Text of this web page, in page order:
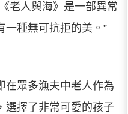
老人與海》是一部異常
一種無可抗拒的美。”
在眾多漁夫中老人作為
選擇了非常可愛的孩子